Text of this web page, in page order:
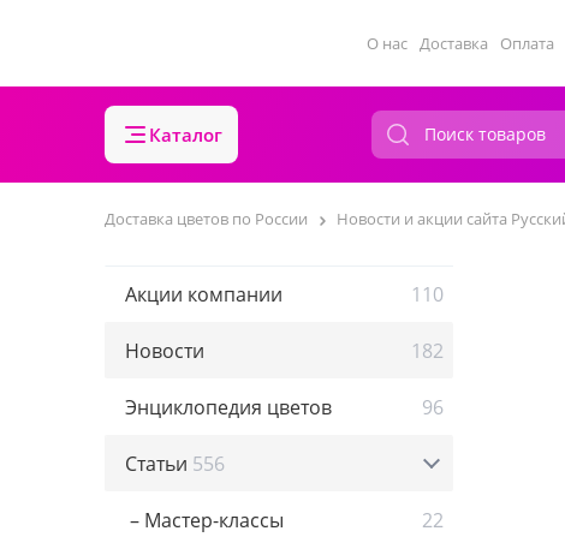
О нас Доставка Оплата
Каталог
Доставка цветов по России Новости и акции сайта
Акции компании 110
Новости 182
Энциклопедия цветов 96
Статьи 556
– Мастер-классы 22